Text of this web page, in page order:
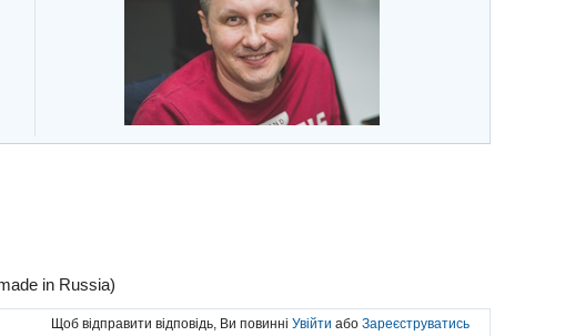
in Russia)
Щоб відправити відповідь, Ви повинні Увійти або Зареєструватись